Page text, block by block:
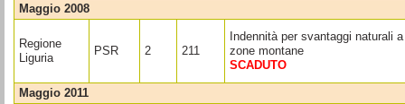
maggio 2008
Regione
Liguria
PSR 2 211
Indennità per svantaggi naturali
zone montane
SCADUTO
maggio 2011